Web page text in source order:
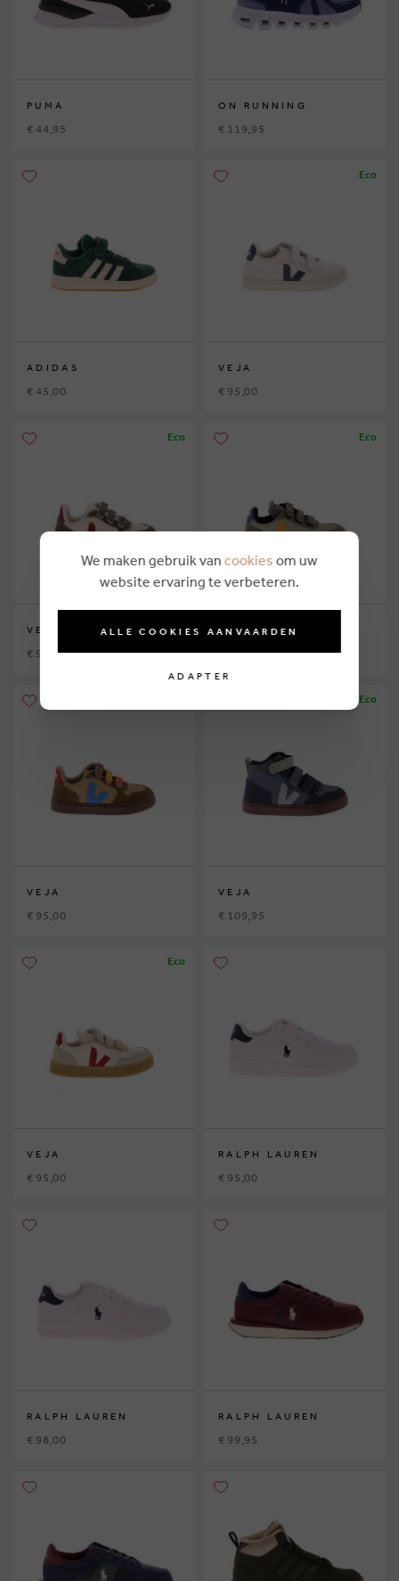
PUMA
€ 44,95
ON RUNNING
€ 119,95
ADIDAS
€ 45,00
Eco
VEJA
€ 95,00
Eco
VEJA
€ 95,00
Eco
VEJA
€ 95,00
VEJA
€ 95,00
Eco
VEJA
€ 109,95
Eco
VEJA
€ 95,00
RALPH LAUREN
€ 95,00
RALPH LAUREN
€ 98,00
RALPH LAUREN
€ 99,95
We maken gebruik van cookies om uw
website ervaring te verbeteren.
ALLE COOKIES AANVAARDEN
ADAPTER